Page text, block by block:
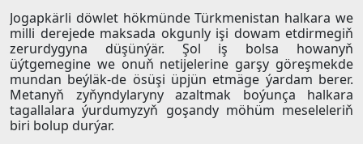
Jogapkärli döwlet hökmünde Türkmenistan halkara we
milli derejede maksada okgunly işi dowam etdirmegiň
zerurdygyna düşünýär. Şol iş bolsa howanyň
üýtgemegine we onuň netijelerine garşy göreşmekde
mundan beýläk-de ösüşi üpjün etmäge ýardam berer.
Metanyň zyňyndylaryny azaltmak boýunça halkara
tagallalara ýurdumyzyň goşandy möhüm meseleleriň
biri bolup durýar.